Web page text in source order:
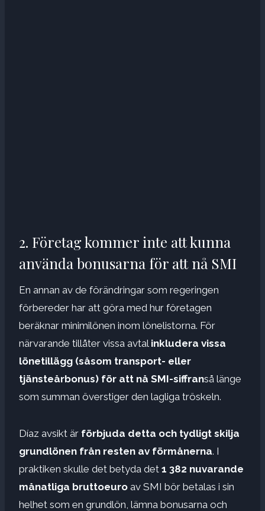
2. Företag kommer inte att kunna
använda bonusarna för att nå SMI
En annan av de förändringar som regeringen
förbereder har att göra med hur företagen
beräknar minimilönen inom lönelistorna. För
närvarande tillåter vissa avtal inkludera vissa
lönetillägg (såsom transport- eller
tjänsteårbonus) för att nå SMI-siffranså länge
som summan överstiger den lagliga tröskeln.
Díaz avsikt är förbjuda detta och tydligt skilja
grundlönen från resten av förmånerna. I
praktiken skulle det betyda det 1 382 nuvarande
månatliga bruttoeuro av SMI bör betalas i sin
helhet som en grundlön, lämna bonusarna och